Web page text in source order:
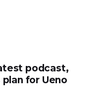
podcast,
for Ueno